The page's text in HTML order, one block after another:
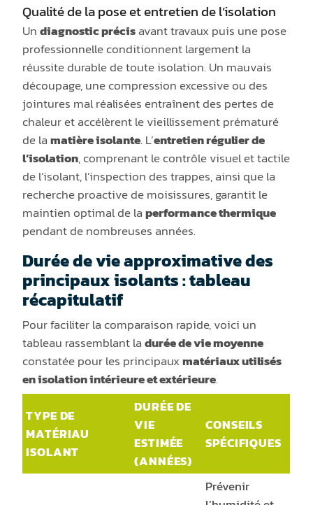
Qualité de la pose et entretien de l’isolation
Undiagnostic précisavant travaux puis une pose
professionnelle conditionnent largement la
réussite durable de toute isolation. Un mauvais
découpage, une compression excessive ou des
jointures mal réalisées entraînent des pertes de
chaleur et accélèrent le vieillissement prématuré
de lamatière isolante. L’entretien régulier de
l’isolation, comprenant le contrôle visuel et tactile
de l’isolant, l’inspection des trappes, ainsi que la
recherche proactive de moisissures, garantit le
maintien optimal de laperformance thermique
pendant de nombreuses années.
Durée de vie approximative des
principaux isolants : tableau
récapitulatif
Pour faciliter la comparaison rapide, voici un
tableau rassemblant ladurée de vie moyenne
constatée pour les principauxmatériaux utilisés
en isolation intérieure et extérieure.
TYPE DE
MATÉRIAU
ISOLANT
DURÉE DE
VIE
ESTIMÉE
(ANNÉES)
CONSEILS
SPÉCIFIQUES
Prévenir